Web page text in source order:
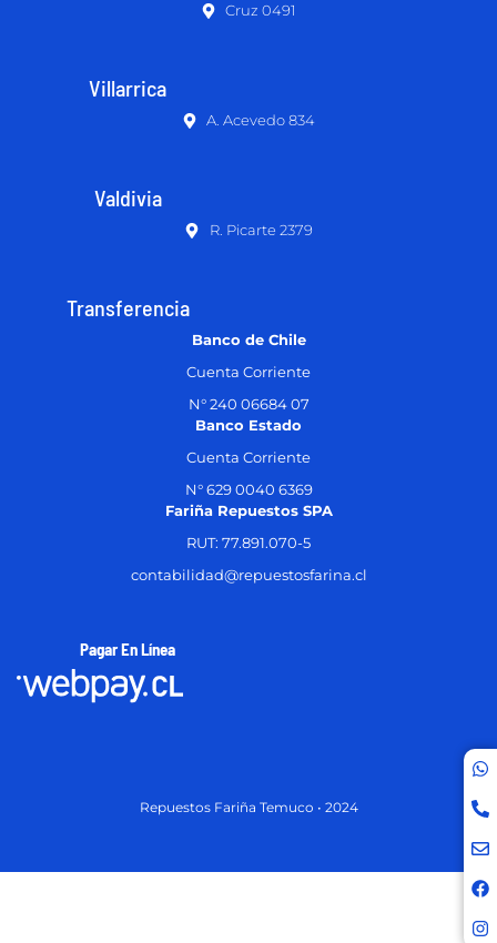
Cruz 0491
Villarrica
A. Acevedo 834
Valdivia
R. Picarte 2379
Transferencia
Banco de Chile
Cuenta Corriente
N° 240 06684 07
Banco Estado
Cuenta Corriente
N° 629 0040 6369
Fariña Repuestos SPA
RUT: 77.891.070-5
contabilidad@repuestosfarina.cl
Pagar En Línea
Repuestos Fariña Temuco • 2024